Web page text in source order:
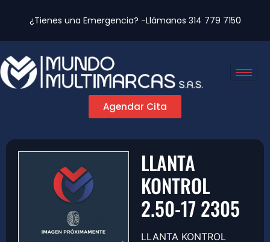
¿Tienes una Emergencia? -Llámanos 314 779 7150
Agendar Cita
LLANTA
KONTROL
2.50-17 2305
LLANTA KONTROL